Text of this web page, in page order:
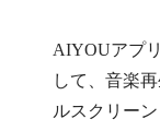
AIYOUアプ
して、音楽
ルスクリー